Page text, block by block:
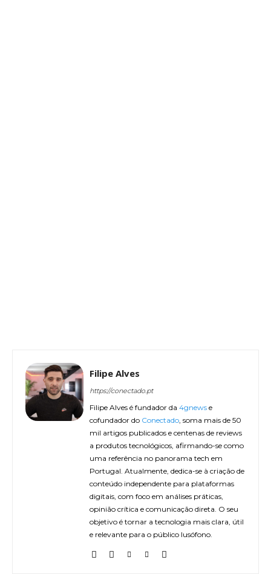
Filipe Alves
https://conectado.pt
Filipe Alves é fundador da 4gnews e
cofundador do Conectado, soma mais de 50
mil artigos publicados e centenas de reviews
a produtos tecnológicos, afirmando-se como
uma referência no panorama tech em
Portugal. Atualmente, dedica-se à criação de
conteúdo independente para plataformas
digitais, com foco em análises práticas,
opinião crítica e comunicação direta. O seu
objetivo é tornar a tecnologia mais clara, útil
e relevante para o público lusófono.